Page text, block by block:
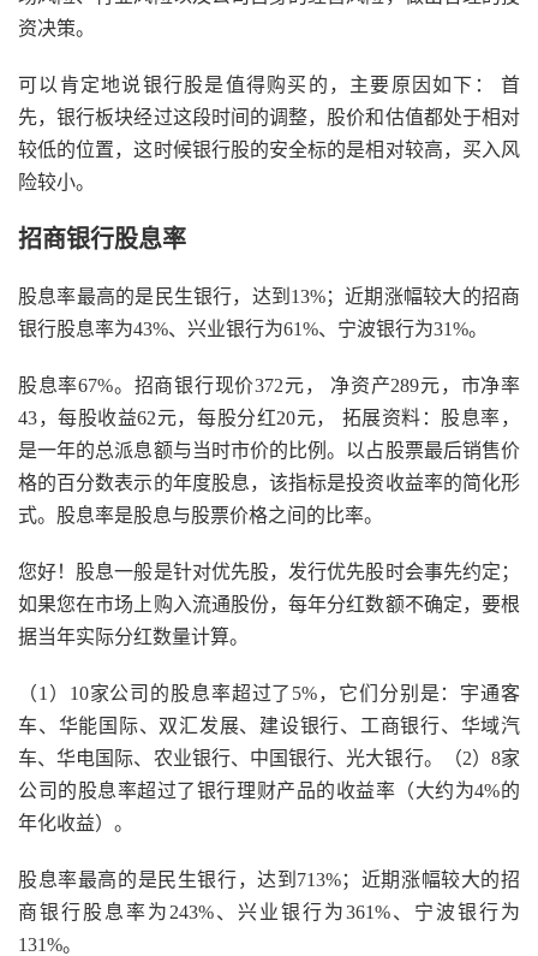
资决策。
可以肯定地说银行股是值得购买的，主要原因如下： 首
先，银行板块经过这段时间的调整，股价和估值都处于相对
较低的位置，这时候银行股的安全标的是相对较高，买入风
险较小。
招商银行股息率
股息率最高的是民生银行，达到13%；近期涨幅较大的招商
银行股息率为43%、兴业银行为61%、宁波银行为31%。
股息率67%。招商银行现价372元， 净资产289元，市净率
43，每股收益62元，每股分红20元， 拓展资料：股息率，
是一年的总派息额与当时市价的比例。以占股票最后销售价
格的百分数表示的年度股息，该指标是投资收益率的简化形
式。股息率是股息与股票价格之间的比率。
您好！股息一般是针对优先股，发行优先股时会事先约定；
如果您在市场上购入流通股份，每年分红数额不确定，要根
据当年实际分红数量计算。
（1）10家公司的股息率超过了5%，它们分别是：宇通客
车、华能国际、双汇发展、建设银行、工商银行、华域汽
车、华电国际、农业银行、中国银行、光大银行。（2）8家
公司的股息率超过了银行理财产品的收益率（大约为4%的
年化收益）。
股息率最高的是民生银行，达到713%；近期涨幅较大的招
商银行股息率为243%、兴业银行为361%、宁波银行为
131%。